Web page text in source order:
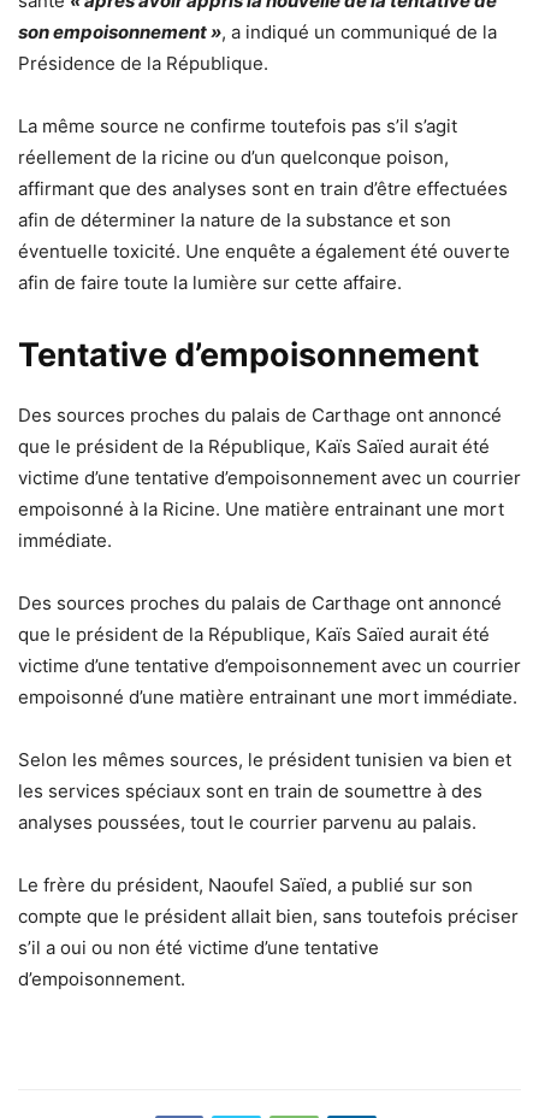
son empoisonnement », a indiqué un communiqué de la
Présidence de la République.
La même source ne confirme toutefois pas s’il s’agit
réellement de la ricine ou d’un quelconque poison,
affirmant que des analyses sont en train d’être effectuées
afin de déterminer la nature de la substance et son
éventuelle toxicité. Une enquête a également été ouverte
afin de faire toute la lumière sur cette affaire.
Tentative d’empoisonnement
Des sources proches du palais de Carthage ont annoncé
que le président de la République, Kaïs Saïed aurait été
victime d’une tentative d’empoisonnement avec un courrier
empoisonné à la Ricine. Une matière entrainant une mort
immédiate.
Des sources proches du palais de Carthage ont annoncé
que le président de la République, Kaïs Saïed aurait été
victime d’une tentative d’empoisonnement avec un courrier
empoisonné d’une matière entrainant une mort immédiate.
Selon les mêmes sources, le président tunisien va bien et
les services spéciaux sont en train de soumettre à des
analyses poussées, tout le courrier parvenu au palais.
Le frère du président, Naoufel Saïed, a publié sur son
compte que le président allait bien, sans toutefois préciser
s’il a oui ou non été victime d’une tentative
d’empoisonnement.